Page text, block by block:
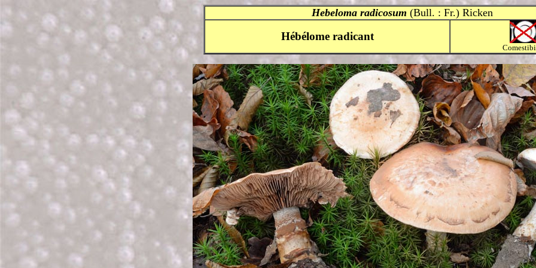
Hebeloma radicosum (Bull. : Fr.) Ricken
Hébélome radicant